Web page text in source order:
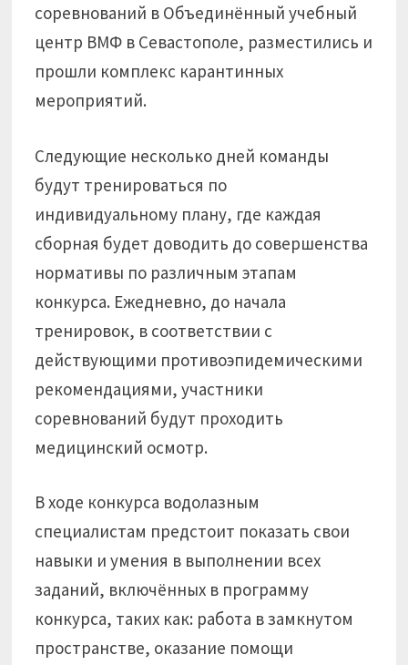
соревнований в Объединённый учебный
центр ВМФ в Севастополе, разместились и
прошли комплекс карантинных
мероприятий.
Следующие несколько дней команды
будут тренироваться по
индивидуальному плану, где каждая
сборная будет доводить до совершенства
нормативы по различным этапам
конкурса. Ежедневно, до начала
тренировок, в соответствии с
действующими противоэпидемическими
рекомендациями, участники
соревнований будут проходить
медицинский осмотр.
В ходе конкурса водолазным
специалистам предстоит показать свои
навыки и умения в выполнении всех
заданий, включённых в программу
конкурса, таких как: работа в замкнутом
пространстве, оказание помощи